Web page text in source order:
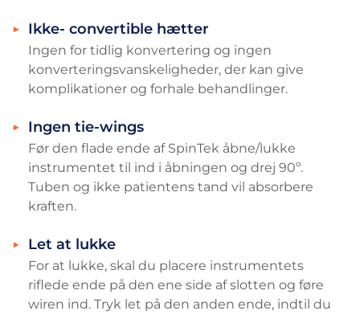
Ikke- convertible hætter
Ingen for tidlig konvertering og ingen
konverteringsvanskeligheder, der kan give
komplikationer og forhale behandlinger.
Ingen tie-wings
Før den flade ende af SpinTek åbne/lukke
instrumentet til ind i åbningen og drej 90º.
Tuben og ikke patientens tand vil absorbere
kraften.
Let at lukke
For at lukke, skal du placere instrumentets
riflede ende på den ene side af slotten og føre
wiren ind. Tryk let på den anden ende, indtil du